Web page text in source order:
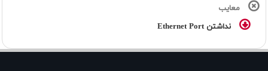
معایب
نداشتن Ethernet Port